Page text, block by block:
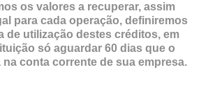
os valores a recuperar, assim
para cada operação, definiremos
de utilização destes créditos, em
só aguardar 60 dias que o
conta corrente de sua empresa.